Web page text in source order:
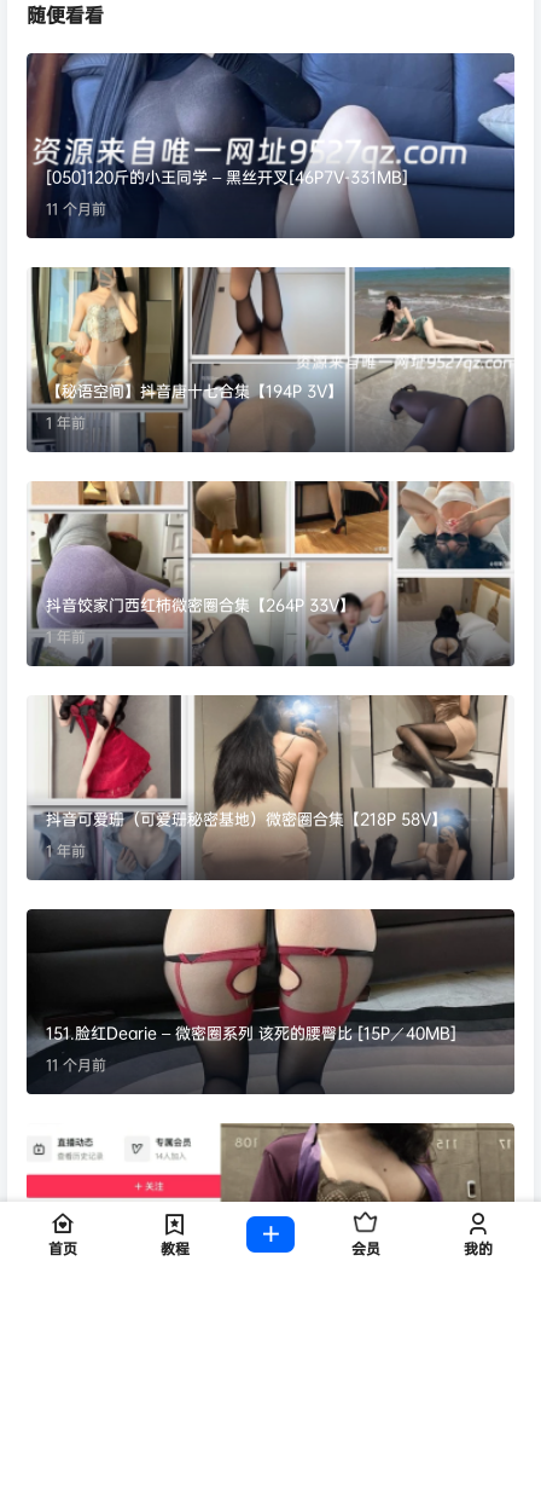
随便看看
[050]120斤的小王同学 – 黑丝开叉[46P7V-331MB]
11 个月前
【秘语空间】抖音唐十七合集【194P 3V】
1 年前
抖音饺家门西红柿微密圈合集【264P 33V】
1 年前
抖音可爱珊（可爱珊秘密基地）微密圈合集【218P 58V】
1 年前
151.脸红Dearie – 微密圈系列 该死的腰臀比 [15P／40MB]
11 个月前
【秘语空间】抖音申辣辣m合集【116P 1V】
首页 教程 会员 我的